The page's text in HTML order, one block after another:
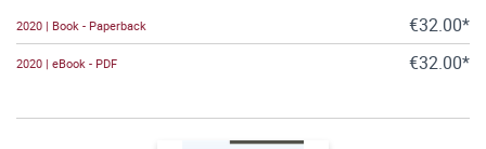
2020 | Book - Paperback €32.00*
2020 | eBook - PDF €32.00*